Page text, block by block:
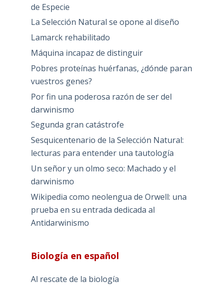
de Especie
La Selección Natural se opone al diseño
Lamarck rehabilitado
Máquina incapaz de distinguir
Pobres proteínas huérfanas, ¿dónde paran
vuestros genes?
Por fin una poderosa razón de ser del
darwinismo
Segunda gran catástrofe
Sesquicentenario de la Selección Natural:
lecturas para entender una tautología
Un señor y un olmo seco: Machado y el
darwinismo
Wikipedia como neolengua de Orwell: una
prueba en su entrada dedicada al
Antidarwinismo
Biología en español
Al rescate de la biología